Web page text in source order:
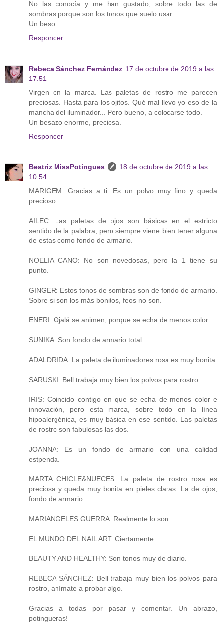
No las conocía y me han gustado, sobre todo las de
sombras porque son los tonos que suelo usar.
Un beso!
Responder
Rebeca Sánchez Fernández 17 de octubre de 2019 a las
17:51
Virgen en la marca. Las paletas de rostro me parecen
preciosas. Hasta para los ojitos. Qué mal llevo yo eso de la
mancha del iluminador... Pero bueno, a colocarse todo.
Un besazo enorme, preciosa.
Responder
Beatriz MissPotingues
18 de octubre de 2019 a las
10:54
MARIGEM: Gracias a ti. Es un polvo muy fino y queda
precioso.
AILEC: Las paletas de ojos son básicas en el estricto
sentido de la palabra, pero siempre viene bien tener alguna
de estas como fondo de armario.
NOELIA CANO: No son novedosas, pero la 1 tiene su
punto.
GINGER: Estos tonos de sombras son de fondo de armario.
Sobre si son los más bonitos, feos no son.
ENERI: Ojalá se animen, porque se echa de menos color.
SUNIKA: Son fondo de armario total.
ADALDRIDA: La paleta de iluminadores rosa es muy bonita.
SARUSKI: Bell trabaja muy bien los polvos para rostro.
IRIS: Coincido contigo en que se echa de menos color e
innovación, pero esta marca, sobre todo en la línea
hipoalergénica, es muy básica en ese sentido. Las paletas
de rostro son fabulosas las dos.
JOANNA: Es un fondo de armario con una calidad
estpenda.
MARTA CHICLE&NUECES: La paleta de rostro rosa es
preciosa y queda muy bonita en pieles claras. La de ojos,
fondo de armario.
MARIANGELES GUERRA: Realmente lo son.
EL MUNDO DEL NAIL ART: Ciertamente.
BEAUTY AND HEALTHY: Son tonos muy de diario.
REBECA SÁNCHEZ: Bell trabaja muy bien los polvos para
rostro, anímate a probar algo.
Gracias a todas por pasar y comentar. Un abrazo,
potingueras!